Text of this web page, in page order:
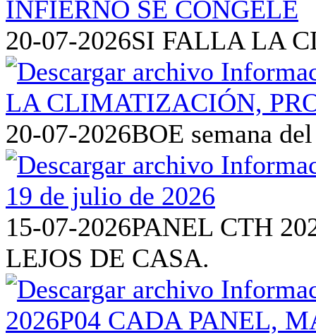
20-07-2026SI FALLA LA
20-07-2026BOE semana
15-07-2026PANEL CTH
LEJOS DE CASA.